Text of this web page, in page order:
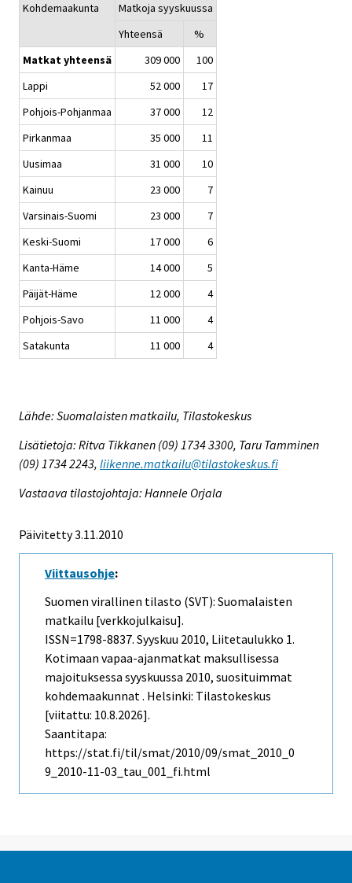
Kohdemaakunta
Matkoja syyskuussa
Yhteensä
%
Matkat yhteensä
309 000
100
Lappi
52 000
17
Pohjois-Pohjanmaa
37 000
12
Pirkanmaa
35 000
11
Uusimaa
31 000
10
Kainuu
23 000
7
Varsinais-Suomi
23 000
7
Keski-Suomi
17 000
6
Kanta-Häme
14 000
5
Päijät-Häme
12 000
4
Pohjois-Savo
11 000
4
Satakunta
11 000 4
Lähde: Suomalaisten matkailu, Tilastokeskus
Lisätietoja: Ritva Tikkanen (09) 1734 3300, Taru Tamminen
(09) 1734 2243, liikenne.matkailu@tilastokeskus.fi
Vastaava tilastojohtaja: Hannele Orjala
Päivitetty 3.11.2010
Viittausohje:
Suomen virallinen tilasto (SVT): Suomalaisten
matkailu [verkkojulkaisu].
ISSN=1798-8837. Syyskuu 2010, Liitetaulukko 1.
Kotimaan vapaa-ajanmatkat maksullisessa
majoituksessa syyskuussa 2010, suosituimmat
kohdemaakunnat . Helsinki: Tilastokeskus
[viitattu: 10.8.2026].
Saantitapa:
https://stat.fi/til/smat/2010/09/smat_2010_0
9_2010-11-03_tau_001_fi.html